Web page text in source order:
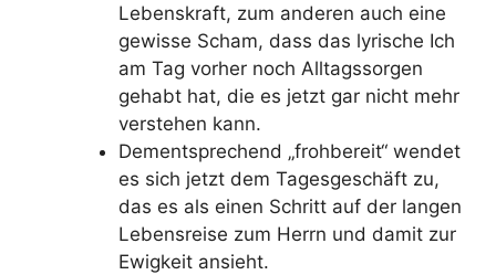
Lebenskraft, zum anderen auch eine
gewisse Scham, dass das lyrische Ich
am Tag vorher noch Alltagssorgen
gehabt hat, die es jetzt gar nicht mehr
verstehen kann.
Dementsprechend „frohbereit“ wendet
es sich jetzt dem Tagesgeschäft zu,
das es als einen Schritt auf der langen
Lebensreise zum Herrn und damit zur
Ewigkeit ansieht.